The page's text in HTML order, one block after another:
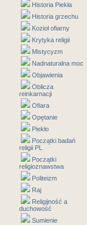
Historia Piekła
Historia grzechu
Kozioł ofiarny
Krytyka religii
Mistycyzm
Nadnaturalna moc
Objawienia
Oblicza
reinkarnacji
Ofiara
Opętanie
Piekło
Początki badań
religii PL
Początki
religioznawstwa
Politeizm
Raj
Religijność a
duchowość
Sumienie